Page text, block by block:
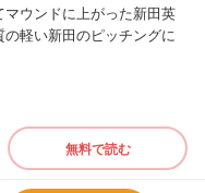
ウンドに上がった新田英
軽い新田のピッチングに
無料で読む